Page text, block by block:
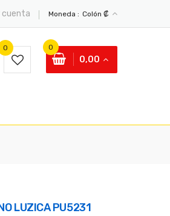
cuenta Moneda : Colón ₡
0
0,00
0
LUZICA PU5231